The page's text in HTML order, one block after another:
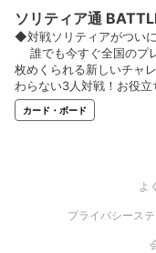
ソリティア通
◆対戦ソリティアがつい
誰でも今すぐ全国のプレイヤーと
枚めくられる新しいチャ
わらない3人対戦！お役
もう♪ 勝ち進んで、目指すは頂点
ちアイテムプレゼントを実
カード・ボード
よ
プライバシース